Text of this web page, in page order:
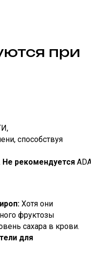
при
способствуя
Не рекомендуется
Хотя они
фруктозы
сахара в крови.
для